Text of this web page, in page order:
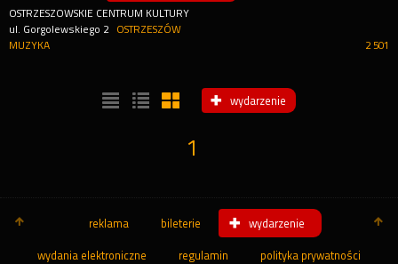
OSTRZESZOWSKIE CENTRUM KULTURY
ul. Gorgolewskiego 2
OSTRZESZÓW
2 501
MUZYKA
wydarzenie
1
reklama bileterie wydarzenie
wydania elektroniczne regulamin polityka prywatności